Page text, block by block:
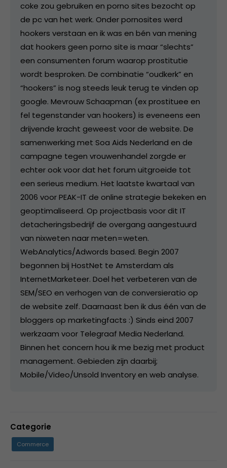
coke zou gebruiken en porno sites bezocht op
de pc van het werk. Onder pornosites werd
hookers verstaan en ik was en bén van mening
dat hookers geen porno site is maar “slechts”
een consumenten forum waarop prostitutie
wordt besproken. De combinatie “oudkerk” en
“hookers” is nog steeds leuk terug te vinden op
google. Mevrouw Schaapman (ex prostituee en
fel tegenstander van hookers) is eveneens een
drijvende kracht geweest voor de website. De
samenwerking met Soa Aids Nederland en de
campagne tegen vrouwenhandel zorgde er
echter ook voor dat het forum uitgroeide tot
een serieus medium. Het laatste kwartaal van
2006 voor PEAK-IT de online strategie bekeken en
geoptimaliseerd. Op projectbasis voor dit IT
detacheringsbedrijf de overgang aangestuurd
van nixweten naar meten=weten.
WebAnalytics/Adwords based. Begin 2007
begonnen bij HostNet te Amsterdam als
InternetMarketeer. Doel het verbeteren van de
SEM/SEO en verhogen van de conversieratio op
de website zelf. Daarnaast ben ik dus één van de
bloggers op marketingfacts :) Sinds eind 2007
werkzaam voor Telegraaf Media Nederland.
Binnen het concern hou ik me bezig met product
management. Gebieden zijn daarbij;
Mobile/Video/Unsold Inventory en web analyse.
Categorie
Commerce